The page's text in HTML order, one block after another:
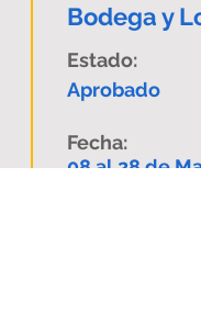
Bodega y
Estado:
Aprobado
Fecha:
08 al 28 de